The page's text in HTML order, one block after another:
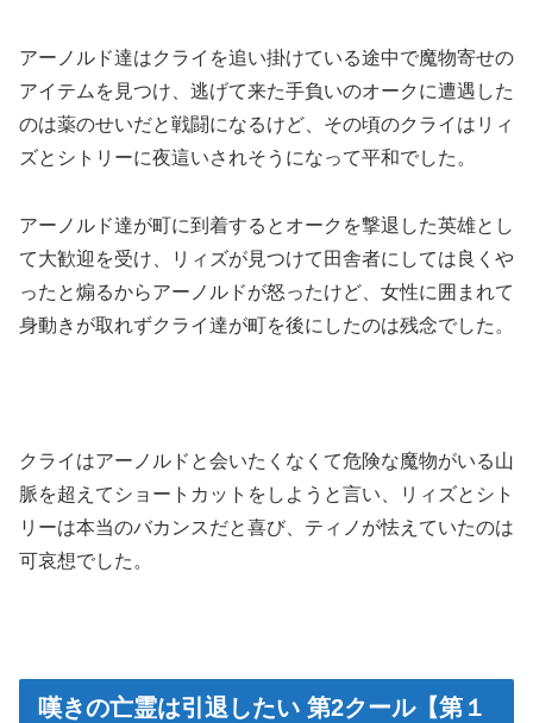
アーノルド達はクライを追い掛けている途中で魔物寄せの
アイテムを見つけ、逃げて来た手負いのオークに遭遇した
のは薬のせいだと戦闘になるけど、その頃のクライはリィ
ズとシトリーに夜這いされそうになって平和でした。
アーノルド達が町に到着するとオークを撃退した英雄とし
て大歓迎を受け、リィズが見つけて田舎者にしては良くや
ったと煽るからアーノルドが怒ったけど、女性に囲まれて
身動きが取れずクライ達が町を後にしたのは残念でした。
クライはアーノルドと会いたくなくて危険な魔物がいる山
脈を超えてショートカットをしようと言い、リィズとシト
リーは本当のバカンスだと喜び、ティノが怯えていたのは
可哀想でした。
嘆きの亡霊は引退したい 第2クール【第１